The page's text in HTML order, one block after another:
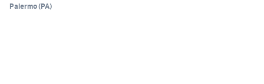
Palermo(PA)